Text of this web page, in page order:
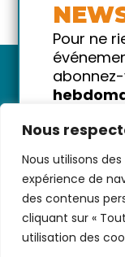
Nous
Nous utilisons
expérience de
des contenus
cliquant sur «
utilisation des
Nous
Pour ne
!
Votre email